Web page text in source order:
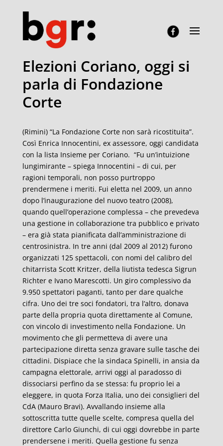
Elezioni Coriano, oggi si
parla di Fondazione
Corte
(Rimini) “La Fondazione Corte non sarà ricostituita”.
Così Enrica Innocentini, ex assessore, oggi candidata
con la lista Insieme per Coriano. “Fu un’intuizione
lungimirante – spiega Innocentini – di cui, per
ragioni temporali, non posso purtroppo
prendermene i meriti. Fui eletta nel 2009, un anno
dopo l’inaugurazione del nuovo teatro (2008),
quando quell’operazione complessa – che prevedeva
una gestione in collaborazione tra pubblico e privato
– era già stata pianificata dall’amministrazione di
centrosinistra. In tre anni (dal 2009 al 2012) furono
organizzati 125 spettacoli, con nomi del calibro del
chitarrista Scott Kritzer, della liutista tedesca Sigrun
Richter e Ivano Marescotti. Un giro complessivo da
9.950 spettatori paganti, tanto per dare qualche
cifra. Uno dei tre soci fondatori, tra l’altro, donava
parte della propria quota direttamente al Comune,
con vincolo di investimento nella Fondazione. Un
movimento che gli permetteva di avere una
partecipazione diretta senza gravare sulle tasche dei
cittadini. Dispiace che la sindaca Spinelli, in ansia da
campagna elettorale, arrivi oggi al paradosso di
dissociarsi perfino da se stessa: fu proprio lei a
eleggere, in quota Forza Italia, uno dei consiglieri del
CdA (Mauro Bravi). Avvallando insieme alla
sottoscritta tutte quelle scelte, compresa quella del
direttore Carlo Giunchi, di cui oggi dovrebbe in parte
prendersene i meriti. Quella gestione fu senza